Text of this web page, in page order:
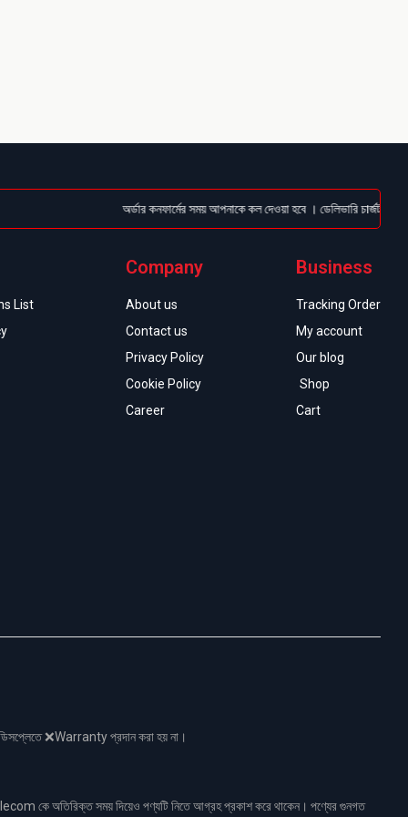
অর্ডার কনফার্মের সময় আপনাকে কল দেওয়া হবে । ডেলিভারি চার্জটা
List
Company
About us
Contact us
Privacy Policy
Cookie Policy
Career
Business
Tracking Order
My account
Our blog
Shop
Cart
❌Warranty প্রদান করা হয় না।
কে অতিরিক্ত সময় দিয়েও পণ্যটি নিতে আগ্রহ প্রকাশ করে থাকেন। পণ্যের গুনগত